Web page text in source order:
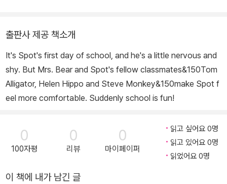
출판사 제공 책소개
It's Spot's first day of school, and he's a little nervous and
shy. But Mrs. Bear and Spot's fellow classmates&150Tom
Alligator, Helen Hippo and Steve Monkey&150make Spot f
eel more comfortable. Suddenly school is fun!
0
100자평
0
리뷰
0
마이페이퍼
읽고 싶어요 0명
읽고 있어요 0명
읽었어요 0명
이 책에 내가 남긴 글